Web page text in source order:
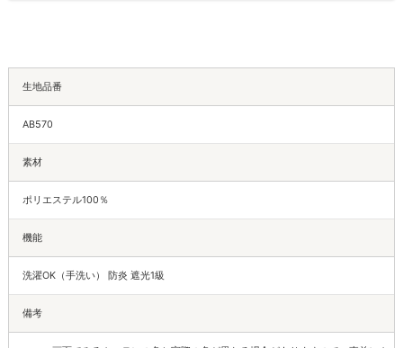
生地品番
AB570
素材
ポリエステル100％
機能
洗濯OK（手洗い） 防炎 遮光1級
備考